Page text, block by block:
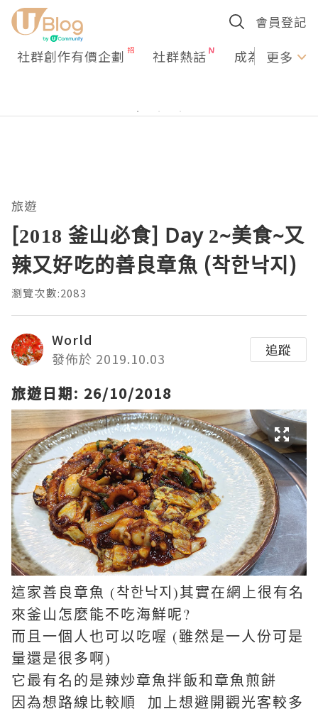
會員登記
社群創作有價企劃 社群熱話 成為U更多
旅遊
[2018 釜山必食] Day 2~美食~又
辣又好吃的善良章魚 (착한낙지)
瀏覽次數:2083
World
發佈於 2019.10.03
追蹤
旅遊日期: 26/10/2018
這家善良章魚 (착한낙지)其實在網上很有名
來釜山怎麼能不吃海鮮呢?
而且一個人也可以吃喔 (雖然是一人份可是
量還是很多啊)
它最有名的是辣炒章魚拌飯和章魚煎餅
因為想路線比較順 加上想避開觀光客較多